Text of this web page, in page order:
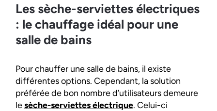
Les sèche-serviettes électriques
: le chauffage idéal pour une
salle de bains
Pour chauffer une salle de bains, il existe
différentes options. Cependant, la solution
préférée de bon nombre d’utilisateurs demeure
lesèche-serviettes électrique. Celui-ci